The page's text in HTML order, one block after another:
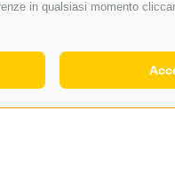
in qualsiasi momento